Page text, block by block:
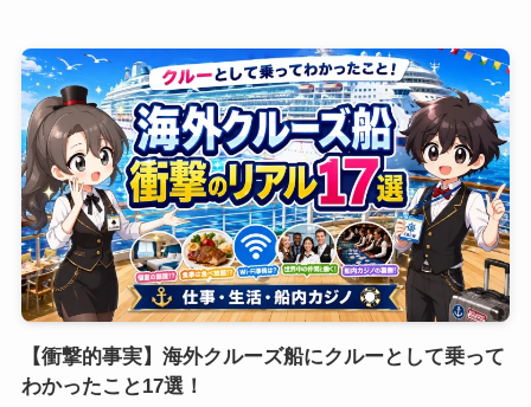
【衝撃的事実】海外クルーズ船にクルーとして乗って
わかったこと17選！